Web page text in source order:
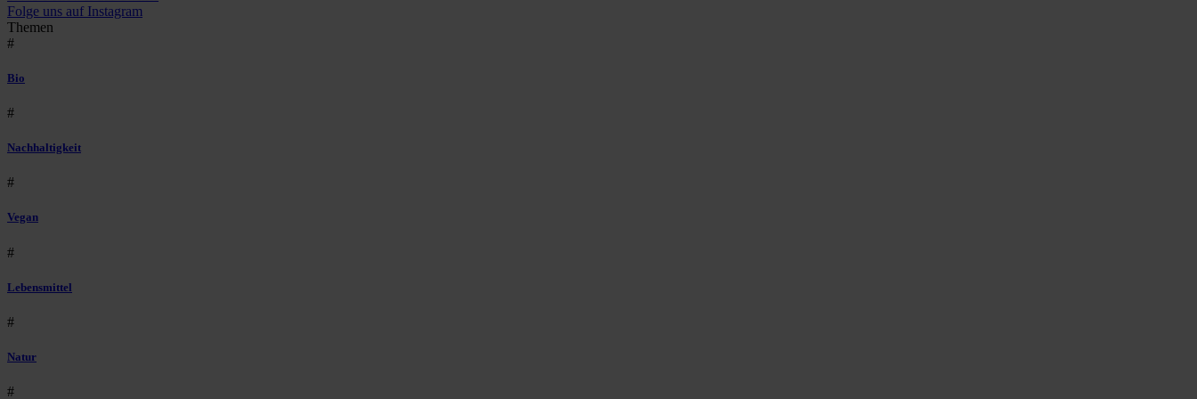
Folge uns auf Instagram
Themen
#
Bio
#
Nachhaltigkeit
#
Vegan
#
Lebensmittel
#
Natur
#